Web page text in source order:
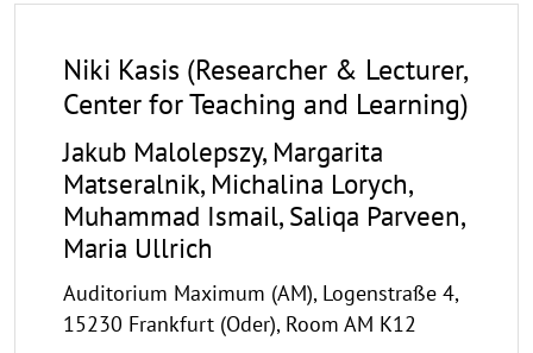
Niki Kasis (Researcher & Lecturer,
Center for Teaching and Learning)
Jakub Malolepszy, Margarita
Matseralnik, Michalina Lorych,
Muhammad Ismail, Saliqa Parveen,
Maria Ullrich
Auditorium Maximum (AM), Logenstraße 4,
15230 Frankfurt (Oder), Room AM K12